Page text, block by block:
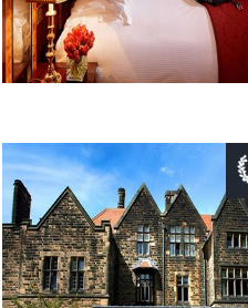
This page can't load
Do you own this
OK